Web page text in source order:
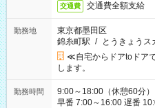
交通費 交通費全額支給
勤務地
東京都墨田区
錦糸町駅 / とうきょうス
≪自宅からドアtoドア
します。
勤務時間
9:00～18:00（休憩60分） ■ご希望があれば下記シフトもOK！
早番 7:00～16:00 遅番 10:00～19:00 「家